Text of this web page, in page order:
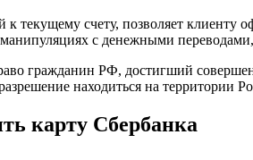
текущему счету, позволяет
с денежными
гражданин РФ, достигший
находиться на территории
карту Сбербанка